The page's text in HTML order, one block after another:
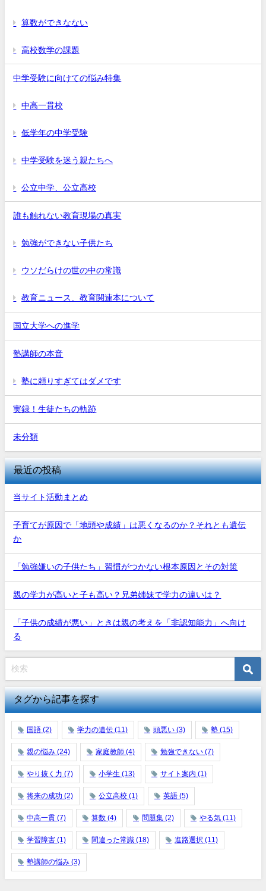
算数ができなない
高校数学の課題
中学受験に向けての悩み特集
中高一貫校
低学年の中学受験
中学受験を迷う親たちへ
公立中学、公立高校
誰も触れない教育現場の真実
勉強ができない子供たち
ウソだらけの世の中の常識
教育ニュース、教育関連本について
国立大学への進学
塾講師の本音
塾に頼りすぎてはダメです
実録！生徒たちの軌跡
未分類
最近の投稿
当サイト活動まとめ
子育てが原因で「地頭や成績」は悪くなるのか？それとも遺伝
か
「勉強嫌いの子供たち」習慣がつかない根本原因とその対策
親の学力が高いと子も高い？兄弟姉妹で学力の違いは？
「子供の成績が悪い」ときは親の考えを「非認知能力」へ向け
る
タグから記事を探す
国語 (2) 学力の遺伝 (11) 頭悪い (3) 塾 (15)
親の悩み (24) 家庭教師 (4) 勉強できない (7)
やり抜く力 (7) 小学生 (13) サイト案内 (1)
将来の成功 (2) 公立高校 (1) 英語 (5)
中高一貫 (7) 算数 (4) 問題集 (2) やる気 (11)
学習障害 (1) 間違った常識 (18) 進路選択 (11)
塾講師の悩み (3)